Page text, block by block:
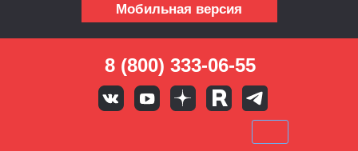
Мобильная версия
8 (800) 333-06-55